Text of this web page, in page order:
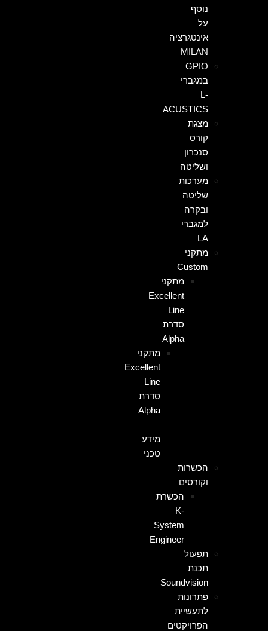
נוסף
על
אינטגרציה
MILAN
GPIO
במגברי
L-
ACUSTICS
מצגת
קורס
סנכרון
ושליטה
מערכות
שליטה
ובקרה
למגברי
LA
מתקני
Custom
מתקני
Excellent
Line
סדרת
Alpha
מתקני
Excellent
Line
סדרת
Alpha
–
מידע
טכני
הכשרות
וקורסים
הכשרת
K-
System
Engineer
תפעול
תכנת
Soundvision
פתרונות
לתעשיית
הפרויקטים